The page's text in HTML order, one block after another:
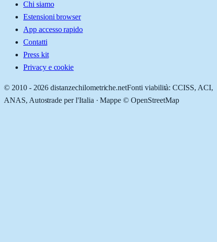
Chi siamo
Estensioni browser
App accesso rapido
Contatti
Press kit
Privacy e cookie
© 2010 - 2026 distanzechilometriche.netFonti viabilità: CCISS, ACI,
ANAS, Autostrade per l'Italia · Mappe © OpenStreetMap